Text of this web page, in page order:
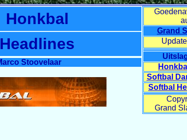
Grand
Softbal
Softbal
Grand
Honkbal
Headlines
Stoovelaar